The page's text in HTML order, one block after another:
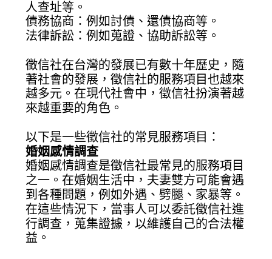
人查址等。
債務協商：例如討債、還債協商等。
法律訴訟：例如蒐證、協助訴訟等。
徵信社在台灣的發展已有數十年歷史，隨
著社會的發展，徵信社的服務項目也越來
越多元。在現代社會中，徵信社扮演著越
來越重要的角色。
以下是一些徵信社的常見服務項目：
婚姻感情調查
婚姻感情調查是徵信社最常見的服務項目
之一。在婚姻生活中，夫妻雙方可能會遇
到各種問題，例如外遇、劈腿、家暴等。
在這些情況下，當事人可以委託徵信社進
行調查，蒐集證據，以維護自己的合法權
益。